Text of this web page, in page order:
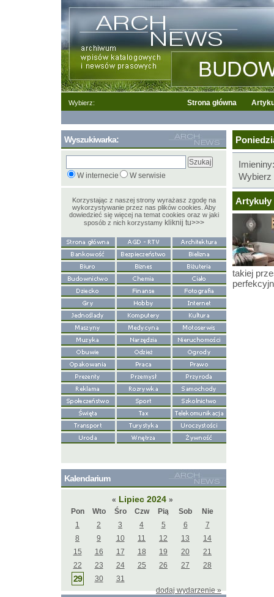
Wybierz: Strona główna
Wybierz
takiej
Wyszukiwarka:
W internecie W serwisie
Korzystając z naszej strony wyrażasz zgodę na
wykorzystywanie przez nas plików cookies. Aby
dowiedzieć się więcej na temat cookies oraz w jaki
sposób z nich korzystamy kliknij tu>>>
Kalendarium
« Lipiec 2024 »
Pon
Wto Śro Czw Pią Sob
Nie
1
2 3 4 5 6
7
8
9 10 11 12 13
14
15
16 17 18 19 20
21
22
23 24 25 26 27 28
29 30
31
dodaj wydarzenie »